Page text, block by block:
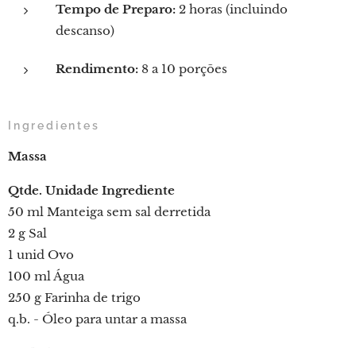
Tempo de Preparo: 2 horas (incluindo
descanso)
Rendimento: 8 a 10 porções
Ingredientes
Massa
Qtde. Unidade Ingrediente
50 ml Manteiga sem sal derretida
2 g Sal
1 unid Ovo
100 ml Água
250 g Farinha de trigo
q.b. - Óleo para untar a massa